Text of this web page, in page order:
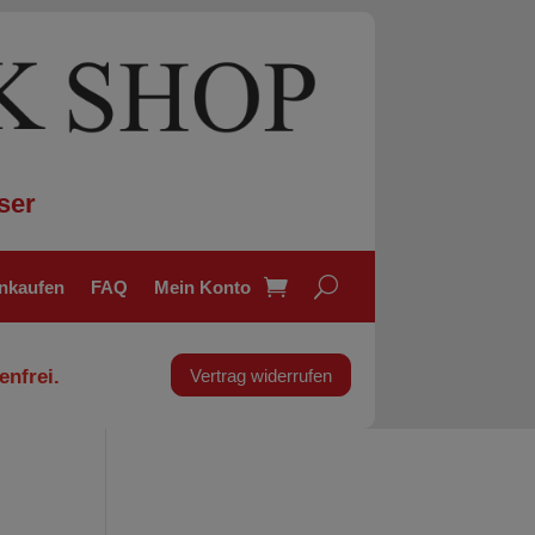
FAQ Mein Konto
Vertrag widerrufen